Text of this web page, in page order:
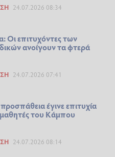
24.07.2026 08:34
Οι επιτυχόντες των
ανοίγουν τα φτερά
24.07.2026 07:41
έγινε επιτυχία
του Κάμπου
24.07.2026 08:14